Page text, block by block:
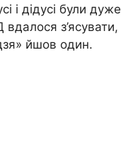
і дідусі були дуже
з’ясувати,
йшов один.